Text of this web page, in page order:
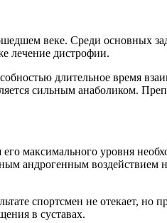
веке. Среди основных
лечение дистрофии.
длительное время
сильным анаболиком.
максимального уровня
андрогенным воздействием
спортсмен не отекает, но
в суставах.